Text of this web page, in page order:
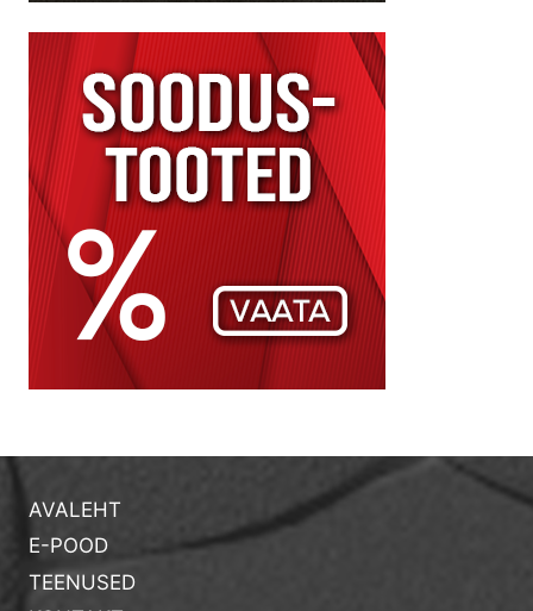
AVALEHT
E-POOD
TEENUSED